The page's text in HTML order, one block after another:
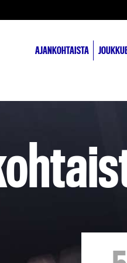
AJANKOHTAISTA